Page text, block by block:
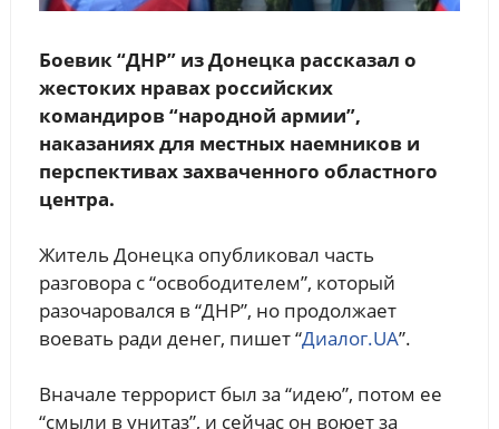
Боевик “ДНР” из Донецка рассказал о
жестоких нравах российских
командиров “народной армии”,
наказаниях для местных наемников и
перспективах захваченного областного
центра.
Житель Донецка опубликовал часть
разговора с “освободителем”, который
разочаровался в “ДНР”, но продолжает
воевать ради денег, пишет “Диалог.UA”.
Вначале террорист был за “идею”, потом ее
“смыли в унитаз”, и сейчас он воюет за